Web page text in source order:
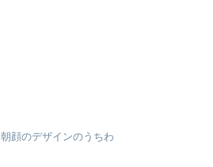
朝顔のデザインのうちわ